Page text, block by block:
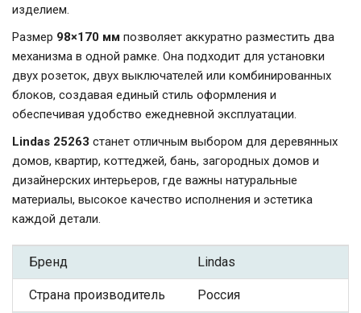
изделием.
Размер 98×170 мм позволяет аккуратно разместить два
механизма в одной рамке. Она подходит для установки
двух розеток, двух выключателей или комбинированных
блоков, создавая единый стиль оформления и
обеспечивая удобство ежедневной эксплуатации.
Lindas 25263 станет отличным выбором для деревянных
домов, квартир, коттеджей, бань, загородных домов и
дизайнерских интерьеров, где важны натуральные
материалы, высокое качество исполнения и эстетика
каждой детали.
Бренд Lindas
Страна производитель Россия